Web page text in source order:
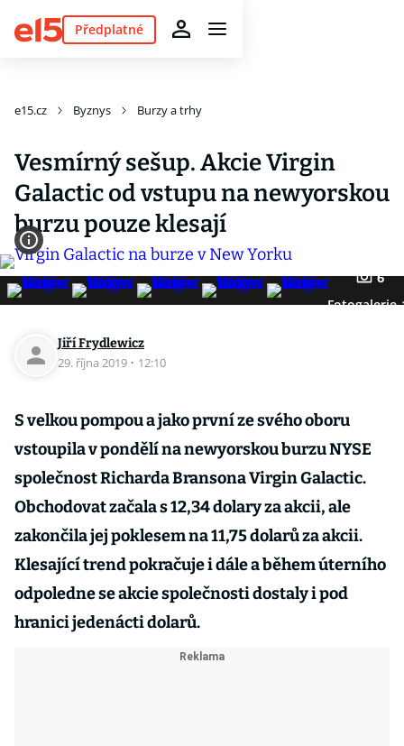
Předplatné
e15.cz Byznys Burzy a trhy
Vesmírný sešup. Akcie Virgin
Galactic od vstupu na newyorskou
burzu pouze klesají
6
Fotogalerie
Jiří Frydlewicz
29. října 2019 · 12:10
S velkou pompou a jako první ze svého oboru
vstoupila v pondělí na newyorskou burzu NYSE
společnost Richarda Bransona Virgin Galactic.
Obchodovat začala s 12,34 dolary za akcii, ale
zakončila jej poklesem na 11,75 dolarů za akcii.
Klesající trend pokračuje i dále a během úterního
odpoledne se akcie společnosti dostaly i pod
hranici jedenácti dolarů.